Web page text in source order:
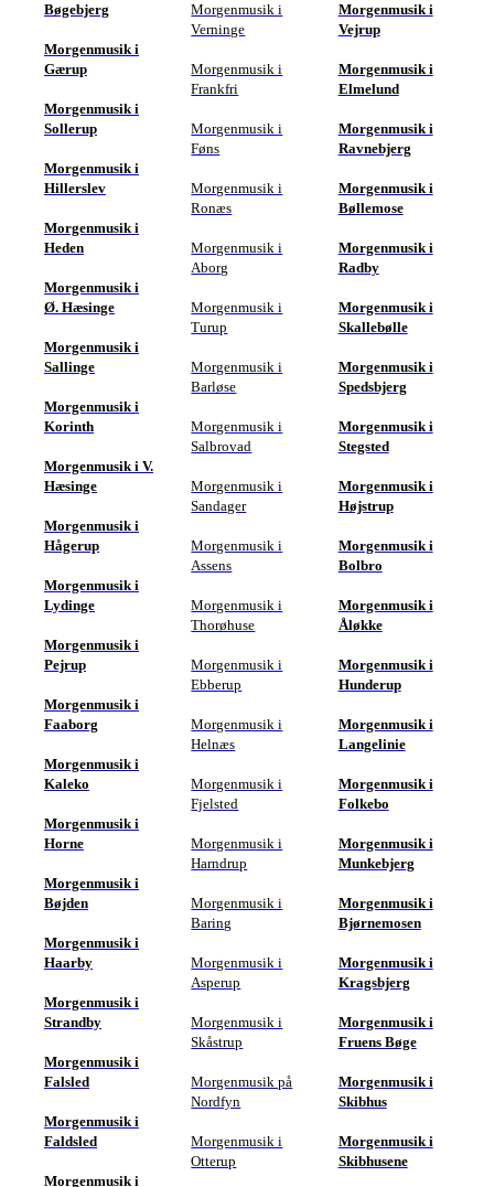
Bøgebjerg
Morgenmusik i
Gærup
Morgenmusik i
Sollerup
Morgenmusik i
Hillerslev
Morgenmusik i
Heden
Morgenmusik i
Ø. Hæsinge
Morgenmusik i
Sallinge
Morgenmusik i
Korinth
Morgenmusik i V.
Hæsinge
Morgenmusik i
Hågerup
Morgenmusik i
Lydinge
Morgenmusik i
Pejrup
Morgenmusik i
Faaborg
Morgenmusik i
Kaleko
Morgenmusik i
Horne
Morgenmusik i
Bøjden
Morgenmusik i
Haarby
Morgenmusik i
Strandby
Morgenmusik i
Falsled
Morgenmusik i
Faldsled
Morgenmusik i
Morgenmusik i
Verninge
Morgenmusik i
Frankfri
Morgenmusik i
Føns
Morgenmusik i
Ronæs
Morgenmusik i
Aborg
Morgenmusik i
Turup
Morgenmusik i
Barløse
Morgenmusik i
Salbrovad
Morgenmusik i
Sandager
Morgenmusik i
Assens
Morgenmusik i
Thorøhuse
Morgenmusik i
Ebberup
Morgenmusik i
Helnæs
Morgenmusik i
Fjelsted
Morgenmusik i
Harndrup
Morgenmusik i
Baring
Morgenmusik i
Asperup
Morgenmusik i
Skåstrup
Morgenmusik på
Nordfyn
Morgenmusik i
Otterup
Morgenmusik i
Vejrup
Morgenmusik i
Elmelund
Morgenmusik i
Ravnebjerg
Morgenmusik i
Bøllemose
Morgenmusik i
Radby
Morgenmusik i
Skallebølle
Morgenmusik i
Spedsbjerg
Morgenmusik i
Stegsted
Morgenmusik i
Højstrup
Morgenmusik i
Bolbro
Morgenmusik i
Åløkke
Morgenmusik i
Hunderup
Morgenmusik i
Langelinie
Morgenmusik i
Folkebo
Morgenmusik i
Munkebjerg
Morgenmusik i
Bjørnemosen
Morgenmusik i
Kragsbjerg
Morgenmusik i
Fruens Bøge
Morgenmusik i
Skibhus
Morgenmusik i
Skibhusene